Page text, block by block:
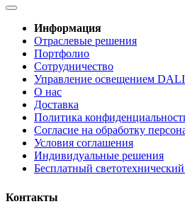
Информация
Отраслевые решения
Портфолио
Сотрудничество
Управление освещением DALI
О нас
Доставка
Политика
Согласие на обработку
Условия соглашения
Индивидуальные решения
Бесплатный
Контакты